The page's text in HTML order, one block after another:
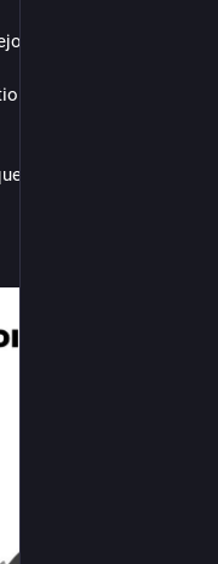
vous !
d’arrivée du Tour
la mensuelle,